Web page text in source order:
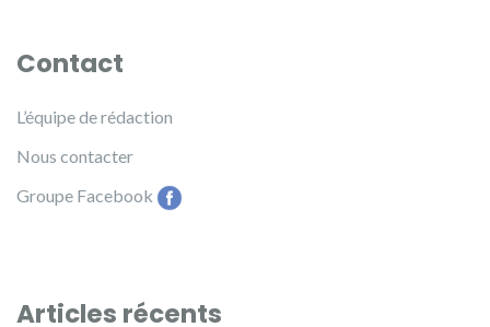
Contact
L’équipe de rédaction
Nous contacter
Groupe Facebook
Articles récents